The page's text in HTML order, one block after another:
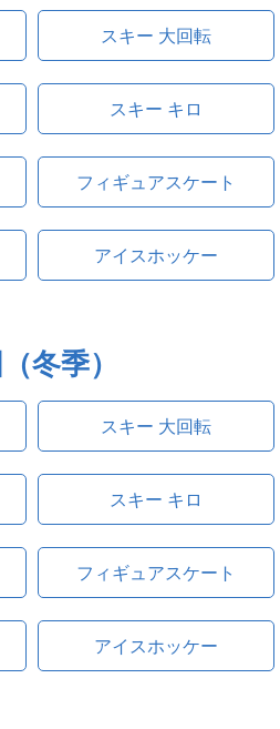
スキー 大回転
スキー キロ
フィギュアスケート
アイスホッケー
冬季）
スキー 大回転
スキー キロ
フィギュアスケート
アイスホッケー